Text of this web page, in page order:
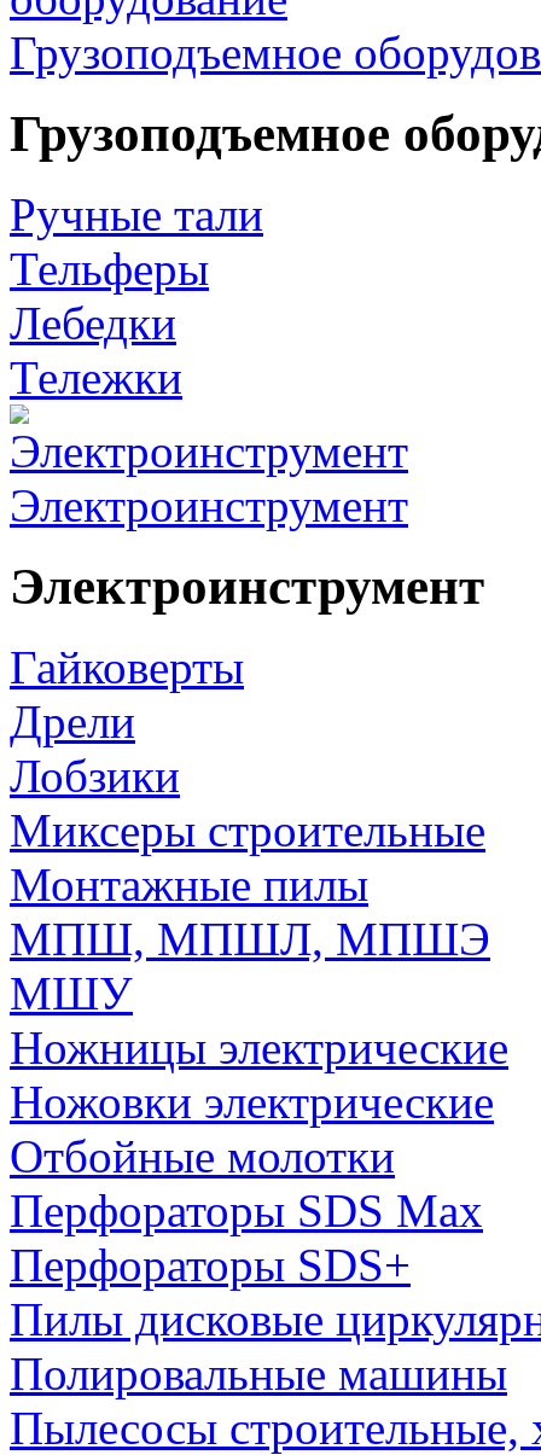
Грузоподъемное
Грузоподъемное
Ручные тали
Тельферы
Лебедки
Тележки
Электроинструмент
Электроинструмент
Гайковерты
Дрели
Лобзики
Миксеры строительные
Монтажные пилы
МПШ, МПШЛ, МПШЭ
МШУ
Ножницы электрические
Ножовки электрические
Отбойные молотки
Перфораторы SDS Max
Перфораторы SDS+
Пилы дисковые
Полировальные машины
Пылесосы строительные,